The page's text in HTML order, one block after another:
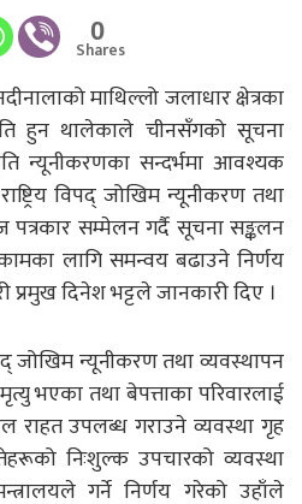
0
Shares
माथिल्लो जलाधार क्षेत्रका
हुन थालेकाले चीनसँगको सूचना
न्यूनीकरणका सन्दर्भमा आवश्यक
विपद् जोखिम न्यूनीकरण तथा
सम्मेलन गर्दै सूचना सङ्कलन
लागि समन्वय बढाउने निर्णय
प्रमुख दिनेश भट्टले जानकारी दिए ।
जोखिम न्यूनीकरण तथा व्यवस्थापन
भएका तथा बेपत्ताका परिवारलाई
राहत उपलब्ध गराउने व्यवस्था गृह
निःशुल्क उपचारको व्यवस्था
गर्ने निर्णय गरेको उहाँले